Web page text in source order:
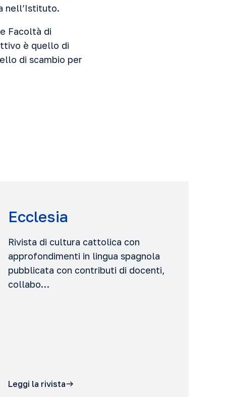
nell’Istituto.
Facoltà di
è quello di
di scambio per
Ecclesia
Rivista di cultura cattolica con
approfondimenti in lingua spagnola
pubblicata con contributi di docenti,
collabo…
Leggi la rivista